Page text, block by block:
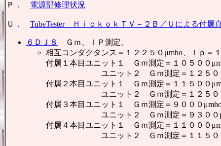
Ｐ． 電源部修理状況
Ｕ． TubeTester ＨｉｃｋｏｋＴＶ－２Ｂ／Ｕによる付属
６ＤＪ８
Ｇｍ、ＩＰ測定。
相互コンダクタンス＝１２２５０μmho、Ｉｐ＝
付属１本目ユニット１ Ｇｍ測定＝１０５００
ユニット２ Ｇｍ測定＝１２５００
付属２本目ユニット１ Ｇｍ測定＝１１５００
ユニット２ Ｇｍ測定＝１２５００
付属３本目ユニット１ Ｇｍ測定＝９０００
ユニット２ Ｇｍ測定＝９３００
付属４本目ユニット１ Ｇｍ測定＝１１０００
ユニット２ Ｇｍ測定＝１１５００